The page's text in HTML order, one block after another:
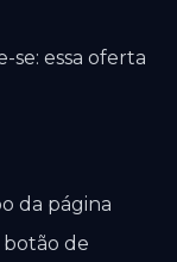
se: essa oferta
da página
de